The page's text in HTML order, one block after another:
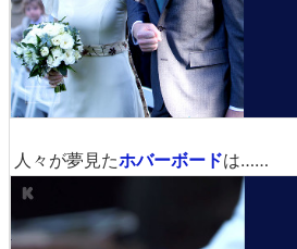
人々が夢見たホバーボードは……